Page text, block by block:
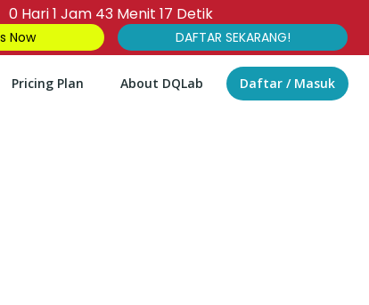
0 Hari1 Jam 43 Menit16 Detik
Now DAFTAR SEKARANG!
Pricing Plan About DQLab Daftar / Masuk